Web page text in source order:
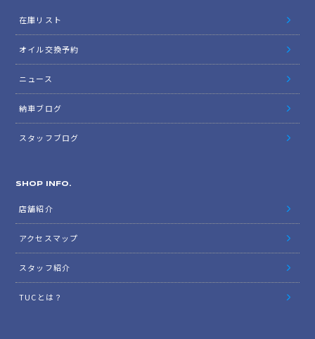
在庫リスト
オイル交換予約
ニュース
納車ブログ
スタッフブログ
SHOP INFO.
店舗紹介
アクセスマップ
スタッフ紹介
TUCとは？